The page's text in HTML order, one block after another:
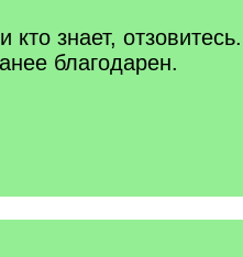
кто знает, отзовитесь.
благодарен.